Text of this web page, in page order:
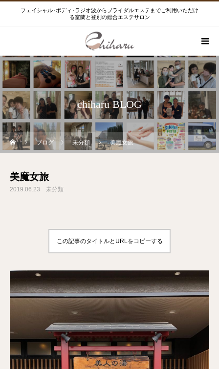
フェイシャル･ボディ･ラジオ波からブライダルエステまでご利用いただけ
る室蘭と登別の総合エステサロン
chiharu BLOG
ブログ 未分類 美魔女旅
美魔女旅
2019.06.23 未分類
この記事のタイトルとURLをコピーする